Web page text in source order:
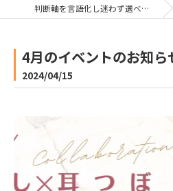
判断軸を言語化し迷わず選べる状態をつくる「株式会社ビジトレ」
4月のイベントのお知ら
2024/04/15